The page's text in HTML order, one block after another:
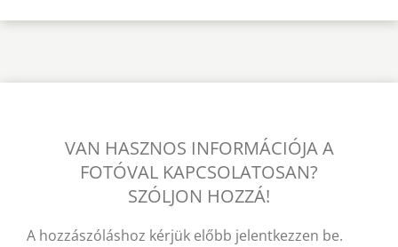
VAN HASZNOS INFORMÁCIÓJA A
FOTÓVAL KAPCSOLATOSAN?
SZÓLJON HOZZÁ!
A hozzászóláshoz kérjük előbb jelentkezzen be.